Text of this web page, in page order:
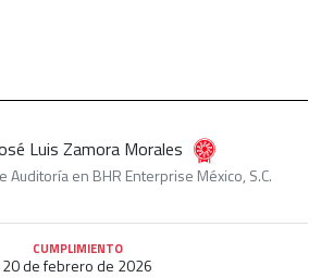
Luis Zamora Morales
Auditoría en BHR Enterprise México, S.C.
CUMPLIMIENTO
20 de febrero de 2026